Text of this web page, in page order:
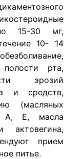
15-30 мг,
10- 14
полости рта,
эрозий
и средств,
(масляных
А, Е, масла
актовегина,
прием
питье.